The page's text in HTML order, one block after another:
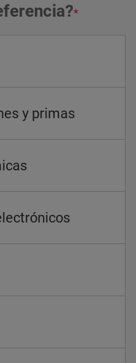
*
y primas